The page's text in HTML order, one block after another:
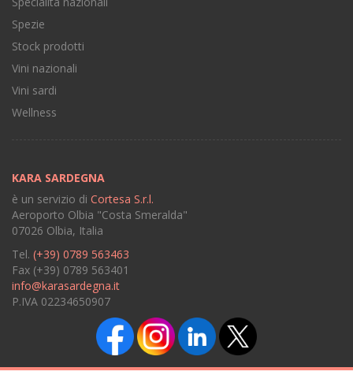
Spezie
Stock prodotti
Vini nazionali
Vini sardi
Wellness
KARA SARDEGNA
è un servizio di Cortesa S.r.l.
Aeroporto Olbia "Costa Smeralda"
07026 Olbia, Italia
Tel. (+39) 0789 563463
Fax (+39) 0789 563401
info@karasardegna.it
P.IVA 02234650907